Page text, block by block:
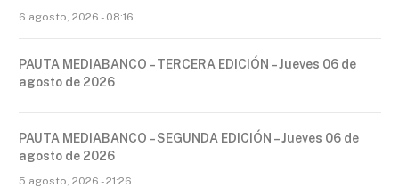
6 agosto, 2026 - 08:16
PAUTA MEDIABANCO – TERCERA EDICIÓN – Jueves 06 de
agosto de 2026
PAUTA MEDIABANCO – SEGUNDA EDICIÓN – Jueves 06 de
agosto de 2026
5 agosto, 2026 - 21:26